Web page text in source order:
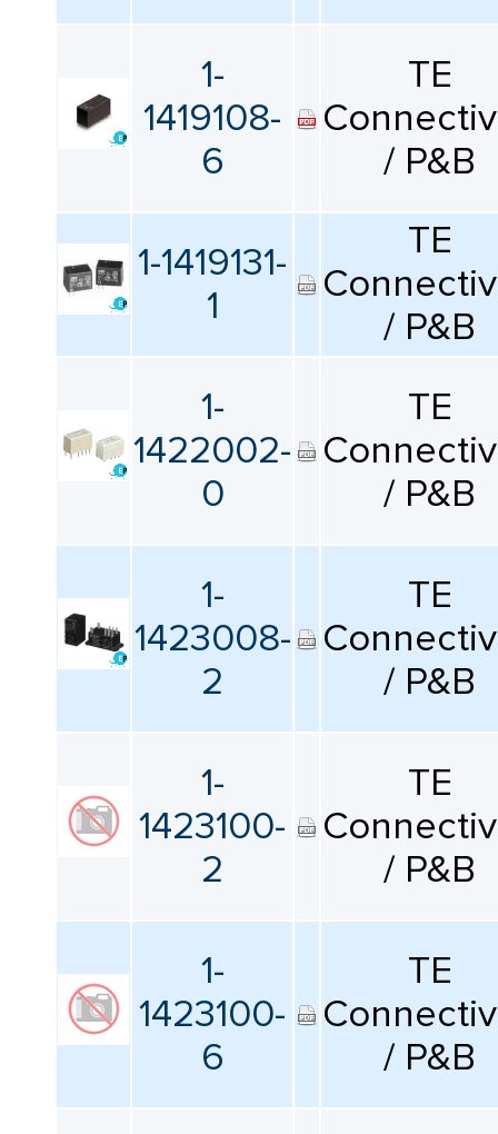
1-
1419108-
6
TE
/ P&B
1-1419131-
1
TE
/ P&B
1-
1422002-
0
TE
/ P&B
1-
1423008-
2
TE
/ P&B
1-
1423100-
2
TE
/ P&B
1-
1423100-
6
TE
/ P&B